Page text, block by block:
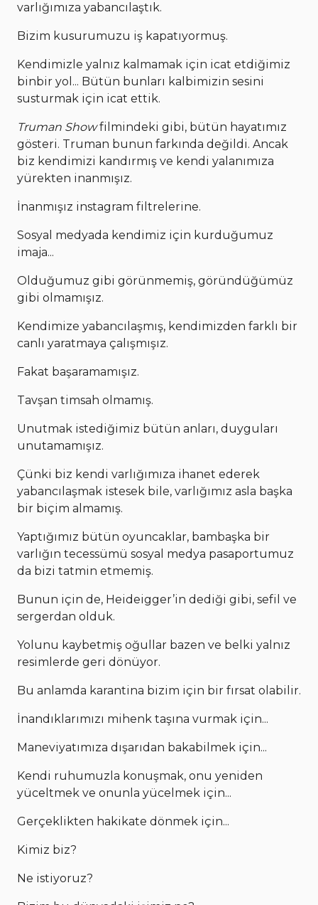
varlığımıza yabancılaştık.
Bizim kusurumuzu iş kapatıyormuş.
Kendimizle yalnız kalmamak için icat etdiğimiz
binbir yol... Bütün bunları kalbimizin sesini
susturmak için icat ettik.
Truman Showfilmindeki gibi, bütün hayatımız
gösteri. Truman bunun farkında değildi. Ancak
biz kendimizi kandırmış ve kendi yalanımıza
yürekten inanmışız.
İnanmışız instagram filtrelerine.
Sosyal medyada kendimiz için kurduğumuz
imaja...
Olduğumuz gibi görünmemiş, göründüğümüz
gibi olmamışız.
Kendimize yabancılaşmış, kendimizden farklı bir
canlı yaratmaya çalışmışız.
Fakat başaramamışız.
Tavşan timsah olmamış.
Unutmak istediğimiz bütün anları, duyguları
unutamamışız.
Çünki biz kendi varlığımıza ihanet ederek
yabancılaşmak istesek bile, varlığımız asla başka
bir biçim almamış.
Yaptığımız bütün oyuncaklar, bambaşka bir
varlığın tecessümü sosyal medya pasaportumuz
da bizi tatmin etmemiş.
Bunun için de, Heideigger’in dediği gibi, sefil ve
sergerdan olduk.
Yolunu kaybetmiş oğullar bazen ve belki yalnız
resimlerde geri dönüyor.
Bu anlamda karantina bizim için bir fırsat olabilir.
İnandıklarımızı mihenk taşına vurmak için...
Maneviyatımıza dışarıdan bakabilmek için...
Kendi ruhumuzla konuşmak, onu yeniden
yüceltmek ve onunla yücelmek için...
Gerçeklikten hakikate dönmek için...
Kimiz biz?
Ne istiyoruz?